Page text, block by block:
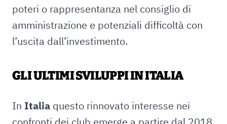
poteri o rappresentanza nel consiglio di
amministrazione e potenziali difficoltà con
l’uscita dall’investimento.
GLI ULTIMI SVILUPPI IN ITALIA
In Italia questo rinnovato interesse nei